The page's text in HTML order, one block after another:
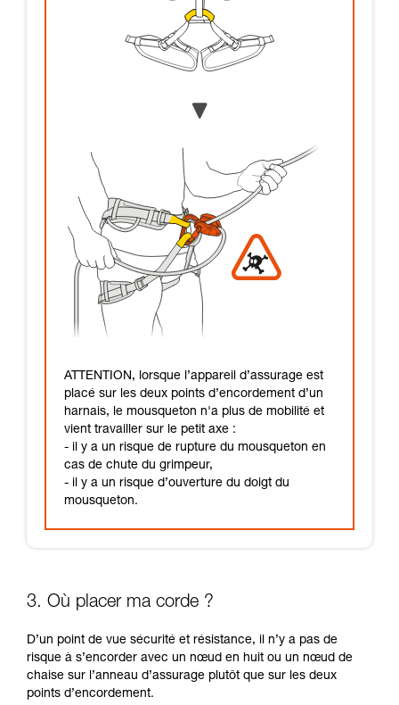
ATTENTION, lorsque l’appareil d’assurage est
placé sur les deux points d’encordement d’un
harnais, le mousqueton n'a plus de mobilité et
vient travailler sur le petit axe :
- il y a un risque de rupture du mousqueton en
cas de chute du grimpeur,
- il y a un risque d’ouverture du doigt du
mousqueton.
3. Où placer ma corde ?
D’un point de vue sécurité et résistance, il n’y a pas de
risque à s’encorder avec un nœud en huit ou un nœud de
chaise sur l’anneau d’assurage plutôt que sur les deux
points d’encordement.